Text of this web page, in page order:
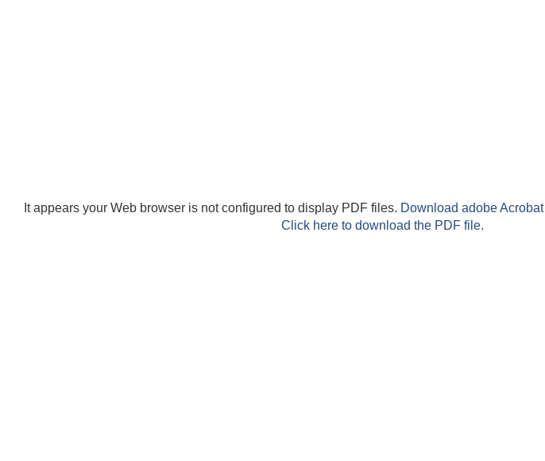
It appears your Web browser is not configured to display PDF files. Download adobe Acrobat
Click here to download the PDF file.